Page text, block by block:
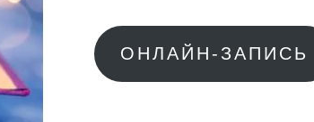
ОНЛАЙН-ЗАПИСЬ